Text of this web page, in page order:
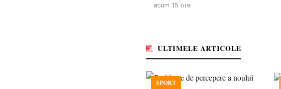
acum 15 ore
ULTIMELE ARTICOLE
SPORT